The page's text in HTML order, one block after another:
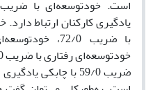
یادگیری کارکنان ارتباط
ضریب 59/0 با چابکی